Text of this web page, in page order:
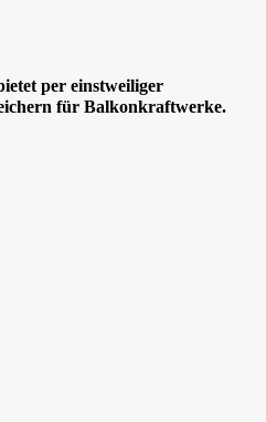
per einstweiliger
für Balkonkraftwerke.